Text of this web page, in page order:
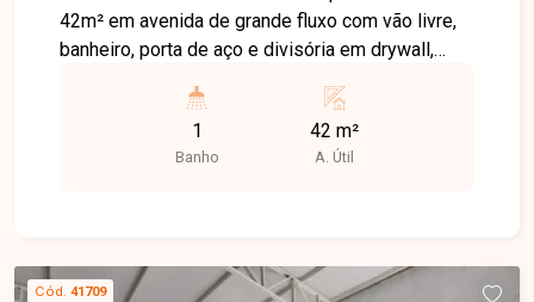
42m² em avenida de grande fluxo com vão livre,
banheiro, porta de aço e divisória em drywall,
1
Banho
42 m²
A. Útil
Cód. 41709